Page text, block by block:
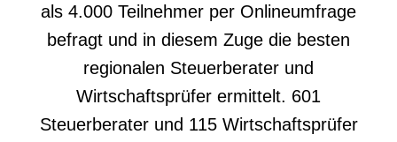
als 4.000 Teilnehmer per Onlineumfrage
befragt und in diesem Zuge die besten
regionalen Steuerberater und
Wirtschaftsprüfer ermittelt. 601
Steuerberater und 115 Wirtschaftsprüfer